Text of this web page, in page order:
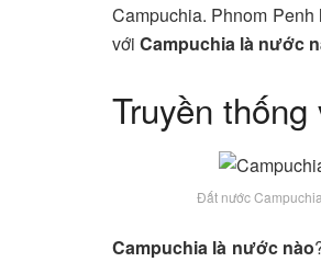
Campuchia. Phnom
với Campuchia là nước
Truyền
Đất nước
Campuchia là nước nào